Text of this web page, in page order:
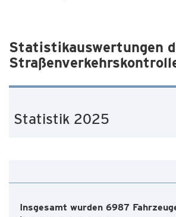
Statistikauswertungen
Statistik 2025
Insgesamt wurden 6987